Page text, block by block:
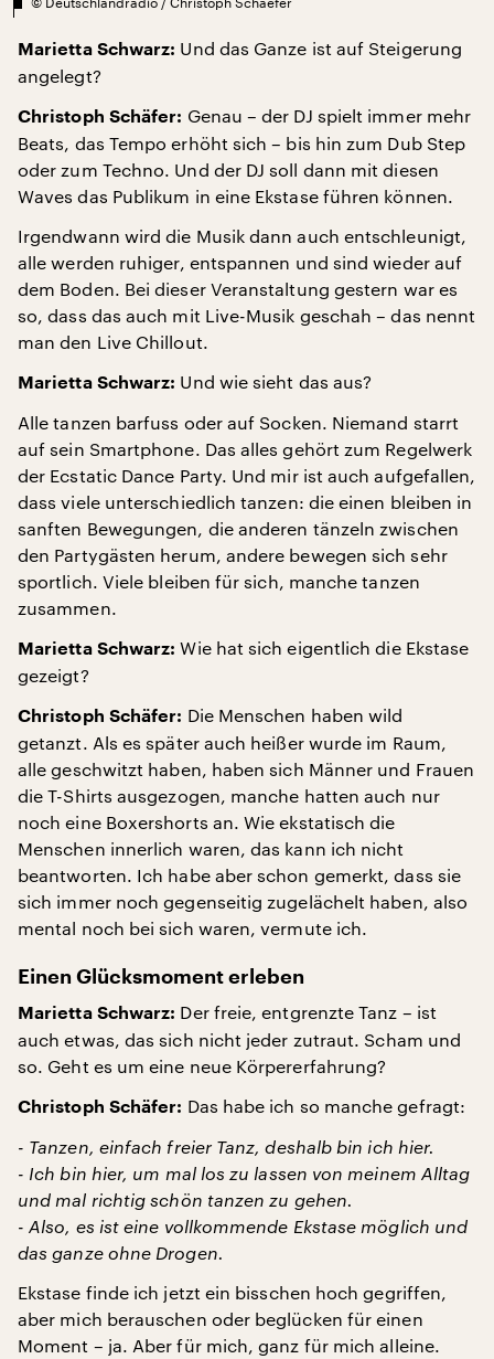
Marietta Schwarz: Und das Ganze ist auf Steigerung
angelegt?
Christoph Schäfer: Genau – der DJ spielt immer mehr
Beats, das Tempo erhöht sich – bis hin zum Dub Step
oder zum Techno. Und der DJ soll dann mit diesen
Waves das Publikum in eine Ekstase führen können.
Irgendwann wird die Musik dann auch entschleunigt,
alle werden ruhiger, entspannen und sind wieder auf
dem Boden. Bei dieser Veranstaltung gestern war es
so, dass das auch mit Live-Musik geschah – das nennt
man den Live Chillout.
Marietta Schwarz: Und wie sieht das aus?
Alle tanzen barfuss oder auf Socken. Niemand starrt
auf sein Smartphone. Das alles gehört zum Regelwerk
der Ecstatic Dance Party. Und mir ist auch aufgefallen,
dass viele unterschiedlich tanzen: die einen bleiben in
sanften Bewegungen, die anderen tänzeln zwischen
den Partygästen herum, andere bewegen sich sehr
sportlich. Viele bleiben für sich, manche tanzen
zusammen.
Marietta Schwarz: Wie hat sich eigentlich die Ekstase
gezeigt?
Christoph Schäfer: Die Menschen haben wild
getanzt. Als es später auch heißer wurde im Raum,
alle geschwitzt haben, haben sich Männer und Frauen
die T-Shirts ausgezogen, manche hatten auch nur
noch eine Boxershorts an. Wie ekstatisch die
Menschen innerlich waren, das kann ich nicht
beantworten. Ich habe aber schon gemerkt, dass sie
sich immer noch gegenseitig zugelächelt haben, also
mental noch bei sich waren, vermute ich.
Einen Glücksmoment erleben
Marietta Schwarz: Der freie, entgrenzte Tanz – ist
auch etwas, das sich nicht jeder zutraut. Scham und
so. Geht es um eine neue Körpererfahrung?
Christoph Schäfer: Das habe ich so manche gefragt:
- Tanzen, einfach freier Tanz, deshalb bin ich hier.
- Ich bin hier, um mal los zu lassen von meinem Alltag
und mal richtig schön tanzen zu gehen.
- Also, es ist eine vollkommende Ekstase möglich und
das ganze ohne Drogen.
Ekstase finde ich jetzt ein bisschen hoch gegriffen,
aber mich berauschen oder beglücken für einen
Moment – ja. Aber für mich, ganz für mich alleine.